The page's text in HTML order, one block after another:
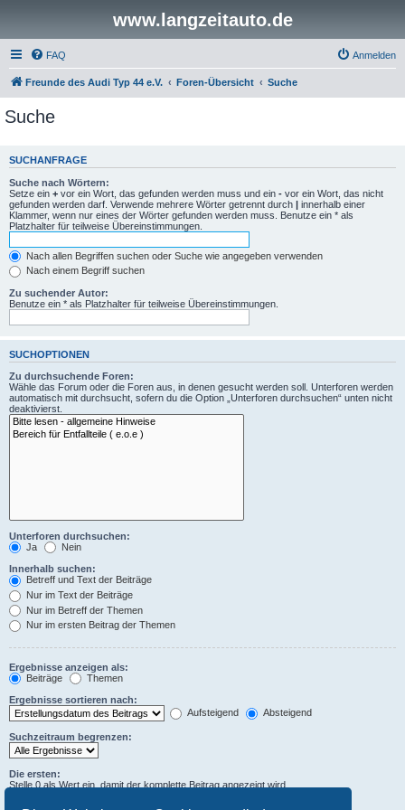
www.langzeitauto.de
FAQ Anmelden
Freunde des Audi Typ 44 e.V. Foren-Übersicht Suche
Suche
SUCHANFRAGE
Suche nach Wörtern:
Setze ein + vor ein Wort, das gefunden werden muss und ein - vor ein Wort, das nicht
gefunden werden darf. Verwende mehrere Wörter getrennt durch | innerhalb einer
Klammer, wenn nur eines der Wörter gefunden werden muss. Benutze ein * als
Platzhalter für teilweise Übereinstimmungen.
Nach allen Begriffen suchen oder Suche wie angegeben verwenden
Nach einem Begriff suchen
Zu suchender Autor:
Benutze ein * als Platzhalter für teilweise Übereinstimmungen.
SUCHOPTIONEN
Zu durchsuchende Foren:
Wähle das Forum oder die Foren aus, in denen gesucht werden soll. Unterforen werden
automatisch mit durchsucht, sofern du die Option „Unterforen durchsuchen“ unten nicht
deaktivierst.
Unterforen durchsuchen:
Ja
Nein
Innerhalb suchen:
Betreff und Text der Beiträge
Nur im Text der Beiträge
Nur im Betreff der Themen
Nur im ersten Beitrag der Themen
Ergebnisse anzeigen als:
Beiträge
Themen
Ergebnisse sortieren nach:
Aufsteigend
Absteigend
Suchzeitraum begrenzen:
Die ersten:
Stelle 0 als Wert ein, damit der komplette Beitrag angezeigt wird.